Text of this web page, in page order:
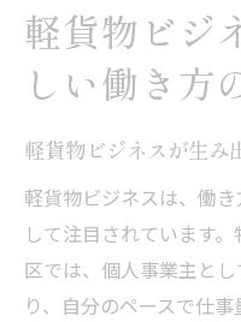
軽貨物ドライ
実
送
軽貨物運送を
ト
軽貨物ビジネ
点
軽貨物ビジ
しい働き方
軽貨物ビジネスが生み
軽貨物ビジネスは、働
して注目されています
区では、個人事業主と
り、自分のペースで仕